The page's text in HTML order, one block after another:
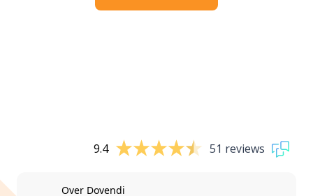
9.4 51 reviews
Over Dovendi